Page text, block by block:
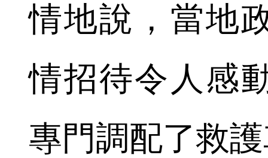
情地說，當地
情招待令人感
專門調配了救